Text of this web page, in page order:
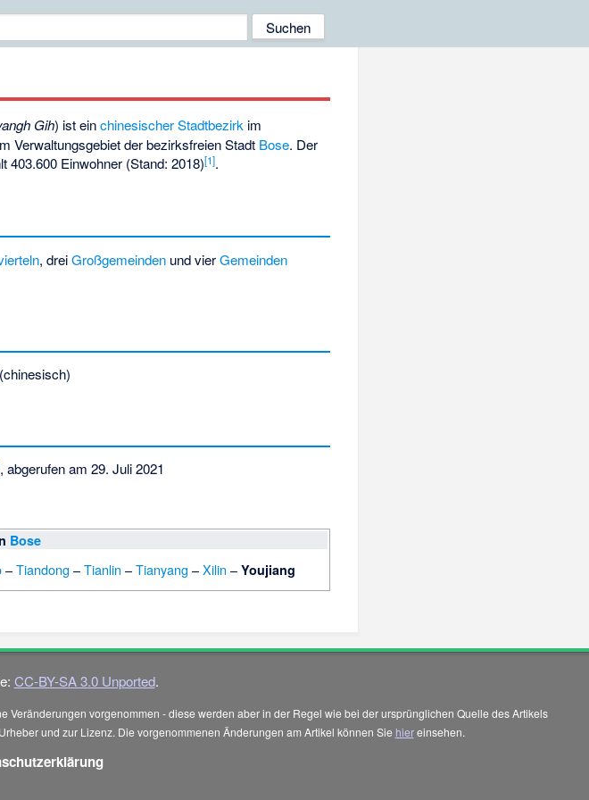
Gih) ist einchinesischer Stadtbezirk im
Verwaltungsgebiet der bezirksfreien Stadt Bose. Der
403.600 Einwohner (Stand: 2018)[1].
, dreiGroßgemeinden und vierGemeinden
, abgerufen am 29. Juli 2021
Bose
–Tiandong –Tianlin –Tianyang –Xilin –Youjiang
CC-BY-SA 3.0 Unported.
vorgenommen - diese werden aber in der Regel wie bei der ursprünglichen Quelle des Artikels
und zur Lizenz. Die vorgenommenen Änderungen am Artikel können Sie hiereinsehen.